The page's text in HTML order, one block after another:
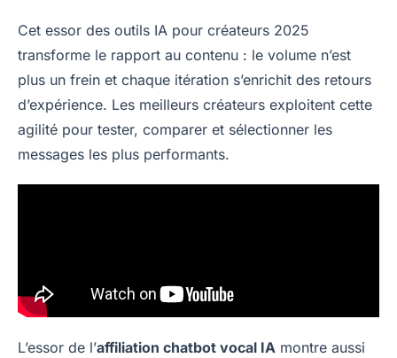
Cet essor des outils IA pour créateurs 2025
transforme le rapport au contenu : le volume n’est
plus un frein et chaque itération s’enrichit des retours
d’expérience. Les meilleurs créateurs exploitent cette
agilité pour tester, comparer et sélectionner les
messages les plus performants.
L’essor de l’affiliation chatbot vocal IA montre aussi